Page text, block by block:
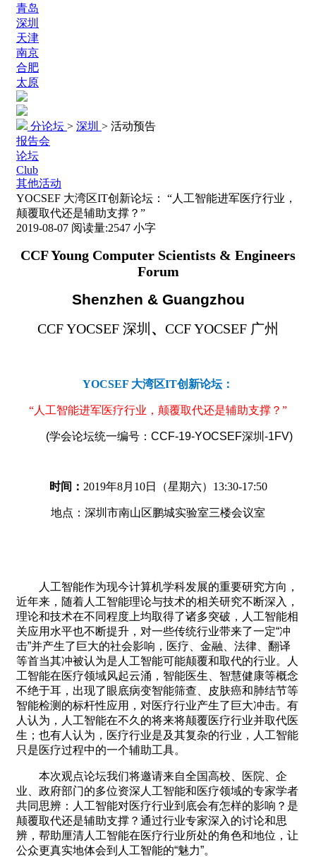
青岛
深圳
天津
南京
合肥
太原
分论坛 > 深圳 > 活动预告
报告会
论坛
Club
其他活动
YOCSEF 大湾区IT创新论坛： “人工智能进军医疗行业，
颠覆取代还是辅助支撑？”
2019-08-07 阅读量:2547 小字
CCF Young Computer Scientists & Engineers
Forum
Shenzhen & Guangzhou
CCF YOCSEF 深圳 、 CCF YOCSEF 广州
YOCSEF 大湾区IT创新论坛：
“人工智能进军医疗行业，颠覆取代还是辅助支撑？”
(学会论坛统一编号：CCF-19-YOCSEF深圳-1FV)
时间 ： 2019年8月 10日（星期六） 13:30-17:50
地点：深圳市南山区鹏城实验室三楼会议室
人工智能作为现今计算机学科发展的重要研究方向，
近年来，随着人工智能理论与技术的相关研究不断深入，
理论和技术在不同程度上均取得了诸多突破，人工智能相
关应用水平也不断提升，对一些传统行业带来了一定“冲
击”并产生了巨大的社会影响，医疗、金融、法律、翻译
等首当其冲被认为是人工智能可能颠覆和取代的行业。人
工智能在医疗领域风起云涌，智能医生、智慧健康等概念
不绝于耳，出现了眼底病变智能筛查、皮肤癌和肺结节等
智能检测的标杆性应用，对医疗行业产生了巨大冲击。有
人认为，人工智能在不久的将来将颠覆医疗行业并取代医
生；也有人认为，医疗行业是及其复杂的行业，人工智能
只是医疗过程中的一个辅助工具。
本次观点论坛我们将邀请来自全国高校、医院、企
业、政府部门的多位资深人工智能和医疗领域的专家学者
共同思辨：人工智能对医疗行业到底会有怎样的影响？是
颠覆取代还是辅助支撑？通过行业专家深入的讨论和思
辨，帮助厘清人工智能在医疗行业所处的角色和地位，让
公众更真实地体会到人工智能的“魅力”。